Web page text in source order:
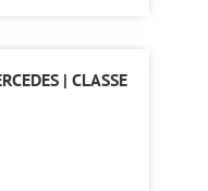
| CLASSE